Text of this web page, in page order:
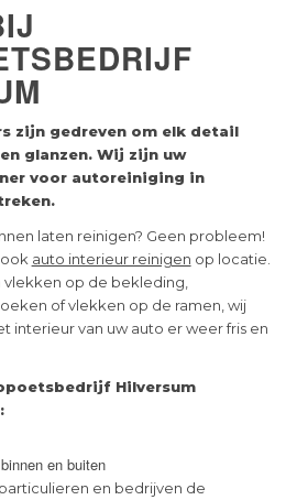
zijn gedreven om elk detail
glanzen. Wij zijn uw
voor autoreiniging in
laten reinigen? Geen probleem!
auto interieur reinigen op locatie.
vlekken op de bekleding,
of vlekken op de ramen, wij
interieur van uw auto er weer fris en
Hilversum
en buiten
en bedrijven de